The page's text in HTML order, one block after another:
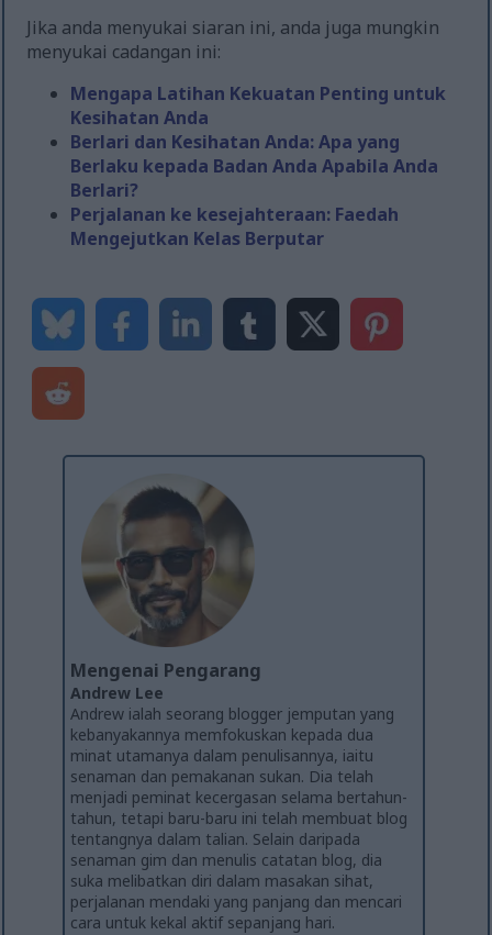
Jika anda menyukai siaran ini, anda juga mungkin
menyukai cadangan ini:
Mengapa Latihan Kekuatan Penting untuk
Kesihatan Anda
Berlari dan Kesihatan Anda: Apa yang
Berlaku kepada Badan Anda Apabila Anda
Berlari?
Perjalanan ke kesejahteraan: Faedah
Mengejutkan Kelas Berputar
Mengenai Pengarang
Andrew Lee
Andrew ialah seorang blogger jemputan yang
kebanyakannya memfokuskan kepada dua
minat utamanya dalam penulisannya, iaitu
senaman dan pemakanan sukan. Dia telah
menjadi peminat kecergasan selama bertahun-
tahun, tetapi baru-baru ini telah membuat blog
tentangnya dalam talian. Selain daripada
senaman gim dan menulis catatan blog, dia
suka melibatkan diri dalam masakan sihat,
perjalanan mendaki yang panjang dan mencari
cara untuk kekal aktif sepanjang hari.